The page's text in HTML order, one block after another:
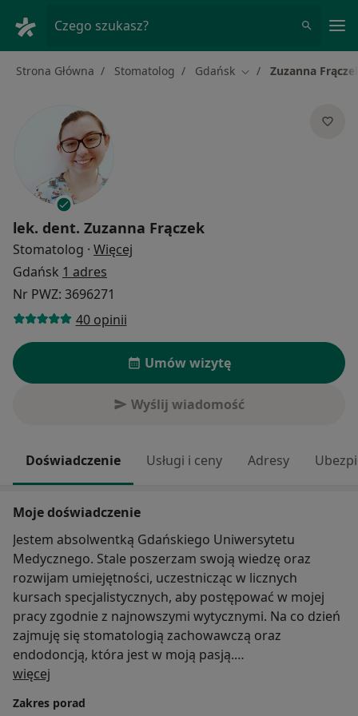
Czego szukasz?
Strona Główna Stomatolog Gdańsk Zmień miasto
Zuzanna
lek. dent. Zuzanna Frączek
Stomatolog · Więcej
Gdańsk 1 adres
Nr PWZ: 3696271
40 opinii
Umów wizytę
Wyślij wiadomość
Doświadczenie Usługi i ceny Adresy
Moje doświadczenie
Jestem absolwentką Gdańskiego Uniwersytetu
Medycznego. Stale poszerzam swoją wiedzę oraz
rozwijam umiejętności, uczestnicząc w licznych
kursach specjalistycznych, aby postępować w mojej
pracy zgodnie z najnowszymi wytycznymi. Na co dzień
zajmuję się stomatologią zachowawczą oraz
endodoncją, która jest w moją pasją.
Podczas wizyt dbam o przyjazną atmosferę w
pacjentów oraz troska o ich dobre samopoczucie w
więcej
Zakres porad